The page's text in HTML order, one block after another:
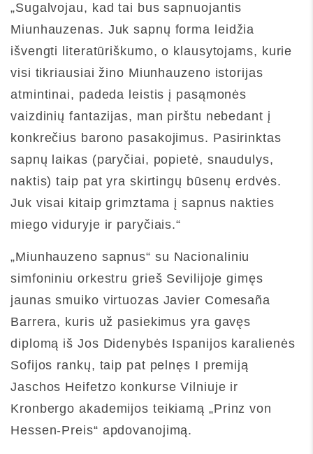
„Sugalvojau, kad tai bus sapnuojantis
Miunhauzenas. Juk sapnų forma leidžia
išvengti literatūriškumo, o klausytojams, kurie
visi tikriausiai žino Miunhauzeno istorijas
atmintinai, padeda leistis į pasąmonės
vaizdinių fantazijas, man pirštu nebedant į
konkrečius barono pasakojimus. Pasirinktas
sapnų laikas (paryčiai, popietė, snaudulys,
naktis) taip pat yra skirtingų būsenų erdvės.
Juk visai kitaip grimztama į sapnus nakties
miego viduryje ir paryčiais.“
„Miunhauzeno sapnus“ su Nacionaliniu
simfoniniu orkestru grieš Sevilijoje gimęs
jaunas smuiko virtuozas Javier Comesaña
Barrera, kuris už pasiekimus yra gavęs
diplomą iš Jos Didenybės Ispanijos karalienės
Sofijos rankų, taip pat pelnęs I premiją
Jaschos Heifetzo konkurse Vilniuje ir
Kronbergo akademijos teikiamą „Prinz von
Hessen-Preis“ apdovanojimą.